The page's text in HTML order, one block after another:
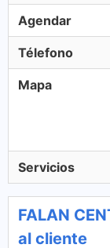
Agendar
Télefono
Mapa
Servicios
FALAN
al cliente